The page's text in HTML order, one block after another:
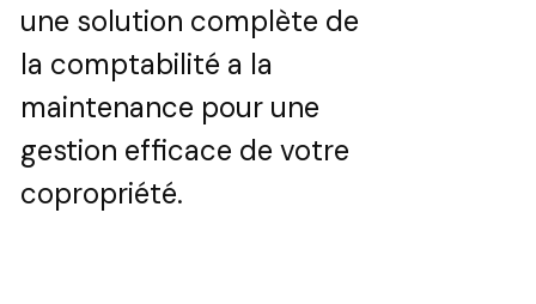
une solution complète de
la comptabilité a la
maintenance pour une
gestion efficace de votre
copropriété.